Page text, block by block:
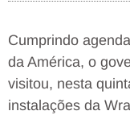
Cumprindo
da América, o
visitou, nesta
instalações da